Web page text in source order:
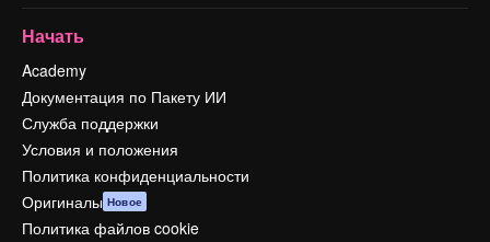
Начать
Academy
Документация по Пакету ИИ
Служба поддержки
Условия и положения
Политика конфиденциальности
Оригиналы Новое
Политика файлов cookie